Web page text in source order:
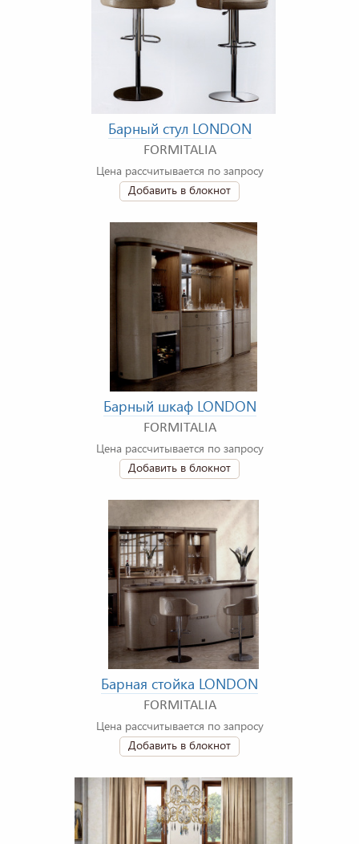
Барный стул LONDON
FORMITALIA
Цена рассчитывается по запросу
Добавить в блокнот
Барный шкаф LONDON
FORMITALIA
Цена рассчитывается по запросу
Добавить в блокнот
Барная стойка LONDON
FORMITALIA
Цена рассчитывается по запросу
Добавить в блокнот